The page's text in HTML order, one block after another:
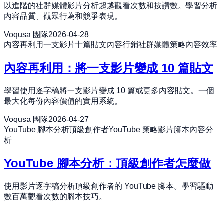
以進階的社群媒體影片分析超越觀看次數和按讚數。學習分析
內容品質、觀眾行為和競爭表現。
Voqusa 團隊2026-04-28
內容再利用一支影片十篇貼文內容行銷社群媒體策略內容效率
內容再利用：將一支影片變成 10 篇貼文
學習使用逐字稿將一支影片變成 10 篇或更多內容貼文。一個
最大化每份內容價值的實用系統。
Voqusa 團隊2026-04-27
YouTube 腳本分析頂級創作者YouTube 策略影片腳本內容分
析
YouTube 腳本分析：頂級創作者怎麼做
使用影片逐字稿分析頂級創作者的 YouTube 腳本。學習驅動
數百萬觀看次數的腳本技巧。